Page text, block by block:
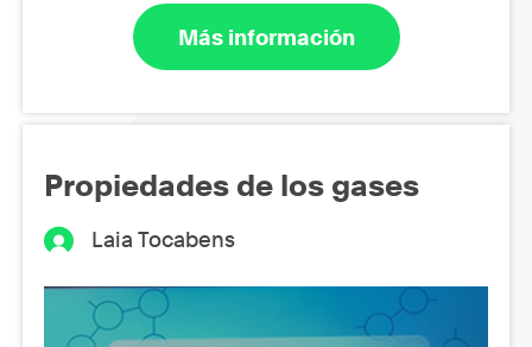
Más información
Propiedades de los gases
Laia Tocabens